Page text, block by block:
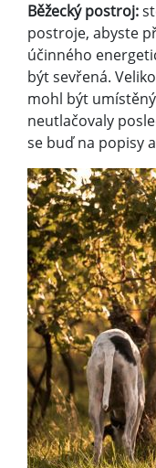
Běžecký postroj:
postroje, abyste
účinného
být sevřená.
mohl být
neutlačovaly
se buď na popisy